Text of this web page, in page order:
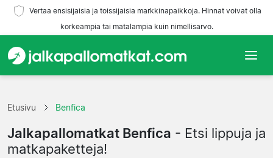
Vertaa ensisijaisia ja toissijaisia markkinapaikkoja. Hinnat voivat olla
korkeampia tai matalampia kuin nimellisarvo.
Joukkueet
Liigat
Etusivu Benfica
Jalkapallomatkat Benfica - Etsi lippuja ja
matkapaketteja!